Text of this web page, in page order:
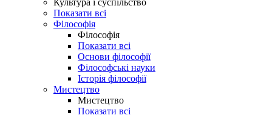
Культура і суспільство
Показати всі
Філософія
Філософія
Показати всі
Основи філософії
Філософські науки
Історія філософії
Мистецтво
Мистецтво
Показати всі